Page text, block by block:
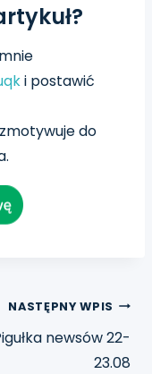
i postawić
do
NASTĘPNY WPIS
newsów 22-
23.08